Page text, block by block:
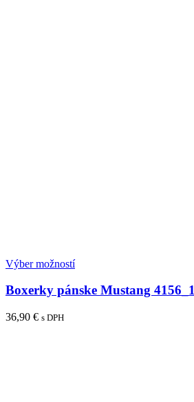
Výber možností
Boxerky pánske Mustang
36,90 € s DPH